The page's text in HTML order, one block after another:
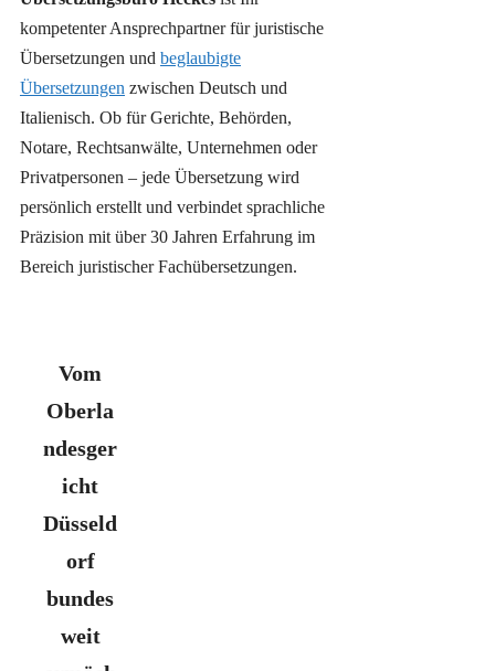
kompetenter Ansprechpartner für juristische
Übersetzungen und beglaubigte
Übersetzungen zwischen Deutsch und
Italienisch. Ob für Gerichte, Behörden,
Notare, Rechtsanwälte, Unternehmen oder
Privatpersonen – jede Übersetzung wird
persönlich erstellt und verbindet sprachliche
Präzision mit über 30 Jahren Erfahrung im
Bereich juristischer Fachübersetzungen.
Vom
Oberla
ndesger
icht
Düsseld
orf
bundes
weit